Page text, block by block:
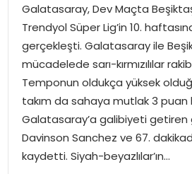
Galatasaray, Dev Maçta
Trendyol Süper Lig’in 10.
gerçekleşti. Galatasaray ile
mücadelede sarı-kırmızılılar
Temponun oldukça yüksek
takım da sahaya mutlak 3 puan
Galatasaray’a galibiyeti getiren
Davinson Sanchez ve 67.
kaydetti. Siyah-beyazlılar’ın…